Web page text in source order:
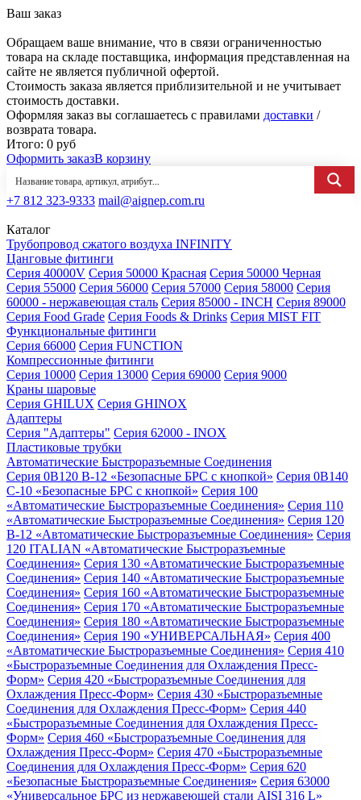
Ваш заказ
Обращаем ваше внимание, что в связи ограниченностью
товара на складе поставщика, информация представленная на
сайте не является публичной офертой.
Стоимость заказа является приблизительной и не учитывает
стоимость доставки.
Оформляя заказ вы соглашаетесь с правилами доставки /
возврата товара.
Итого: 0 руб
Оформить заказВ корзину
+7 812 323-9333 mail@aignep.com.ru
Каталог
Трубопровод сжатого воздуха INFINITY
Цанговые фитинги
Серия 40000V Серия 50000 Красная Серия 50000 Черная
Серия 55000 Серия 56000 Серия 57000 Серия 58000 Серия
60000 - нержавеющая сталь Серия 85000 - INCH Серия 89000
Серия Food Grade Серия Foods & Drinks Серия MIST FIT
Функциональные фитинги
Серия 66000 Серия FUNCTION
Компрессионные фитинги
Серия 10000 Серия 13000 Серия 69000 Серия 9000
Краны шаровые
Серия GHILUX Серия GHINOX
Адаптеры
Серия "Адаптеры" Серия 62000 - INOX
Пластиковые трубки
Автоматические Быстроразъемные Соединения
Серия 0B120 B-12 «Безопасные БРС с кнопкой» Серия 0B140
C-10 «Безопасные БРС с кнопкой» Серия 100
«Автоматические Быстроразъемные Соединения» Серия 110
«Автоматические Быстроразъемные Соединения» Серия 120
B-12 «Автоматические Быстроразъемные Соединения» Серия
120 ITALIAN «Автоматические Быстроразъемные
Соединения» Серия 130 «Автоматические Быстроразъемные
Соединения» Серия 140 «Автоматические Быстроразъемные
Соединения» Серия 160 «Автоматические Быстроразъемные
Соединения» Серия 170 «Автоматические Быстроразъемные
Соединения» Серия 180 «Автоматические Быстроразъемные
Соединения» Серия 190 «УНИВЕРСАЛЬНАЯ» Серия 400
«Автоматические Быстроразъемные Соединения» Серия 410
«Быстроразъемные Соединения для Охлаждения Пресс-
Форм» Серия 420 «Быстроразъемные Соединения для
Охлаждения Пресс-Форм» Серия 430 «Быстроразъемные
Соединения для Охлаждения Пресс-Форм» Серия 440
«Быстроразъемные Соединения для Охлаждения Пресс-
Форм» Серия 460 «Быстроразъемные Соединения для
Охлаждения Пресс-Форм» Серия 470 «Быстроразъемные
Соединения для Охлаждения Пресс-Форм» Серия 620
«Безопасные Быстроразъемные Соединения» Серия 63000
«Универсальное БРС из нержавеющей стали AISI 316 L»